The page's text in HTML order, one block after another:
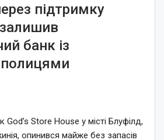
підтримку
банк із
Store House у місті Блуфілд,
опинився майже без запасів